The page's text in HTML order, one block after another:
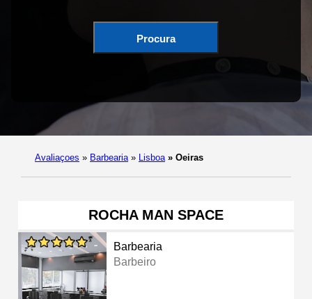
Procura
Avaliaçoes » Barbearia » Lisboa » Oeiras
ROCHA MAN SPACE
Barbearia
Barbeiro